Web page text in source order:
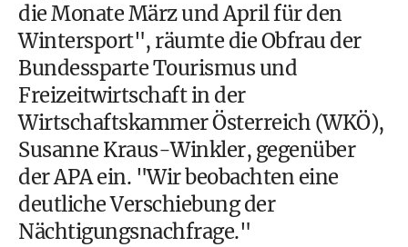
die Monate März und April für den
Wintersport", räumte die Obfrau der
Bundessparte Tourismus und
Freizeitwirtschaft in der
Wirtschaftskammer Österreich (WKÖ),
Susanne Kraus-Winkler, gegenüber
der APA ein. "Wir beobachten eine
deutliche Verschiebung der
Nächtigungsnachfrage."